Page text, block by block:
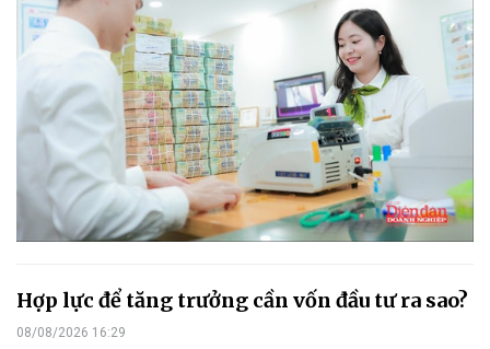
Hợp lực để tăng trưởng cần vốn đầu tư ra sao?
08/08/2026 16:29